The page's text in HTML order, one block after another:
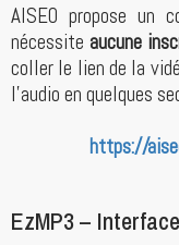
AISEO propose un
nécessite aucune
coller le lien de la
l’audio en quelques
https://
EzMP3 –